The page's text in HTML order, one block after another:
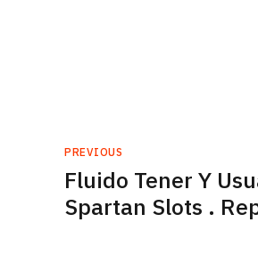
PREVIOUS
Fluido Tener Y